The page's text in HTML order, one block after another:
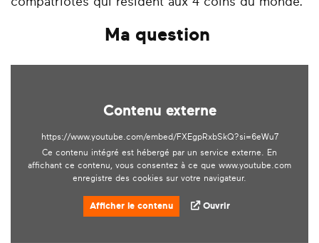
Ma question
Contenu externe
https://www.youtube.com/embed/FXEgpRxbSkQ?si=6eWu7
Ce contenu intégré est hébergé par un service externe. En
affichant ce contenu, vous consentez à ce que www.youtube.com
enregistre des cookies sur votre navigateur.
Afficher le contenu Ouvrir